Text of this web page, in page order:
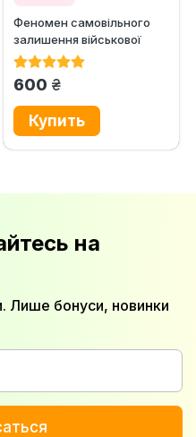
Феномен самовільного
залишення військової
частини або місця служби
600 грн.
на
Лише бонуси, новинки